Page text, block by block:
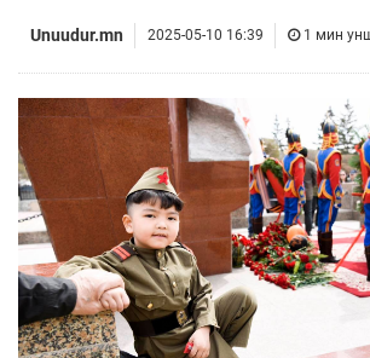
Unuudur.mn 2025-05-10 16:39 1 мин